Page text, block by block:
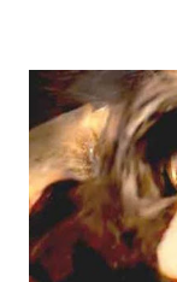
குங்குமம்
மேனியில் இருந்து
நிரப்பப்பட்ட
இருக்கின்றது.
தவப்புதல்வரான
கூடியவளாக ஸ்ரீராதா